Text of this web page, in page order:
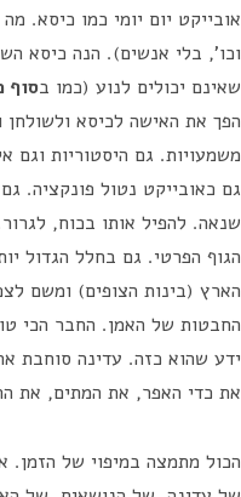
אובייקט יום יומי כמו כיסא.
וכו', בלי אנשים). הנה כיסא
שאינם יכולים לנוע (כמו בסוף
הפך את האישה לכיסא ולשולחן
משמעויות. גם היסטוריות
גם כאובייקט נטול פונקציה.
שנאה. להפיל אותו בכוח,
הגוף הפרטי. גם בחלל הגדול
הארץ (בינות הצופים) ומשם
החבטות של האמן. החבר הכי
ידע שהוא כזה. עדינה סוחבת
את כדי האפר, את המתים, את
הכול מתמצה במיפוי של הזמן.